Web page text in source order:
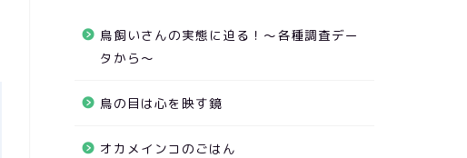
鳥飼いさんの実態に迫る！～各種調査デー
タから～
鳥の目は心を映す鏡
オカメインコのごはん